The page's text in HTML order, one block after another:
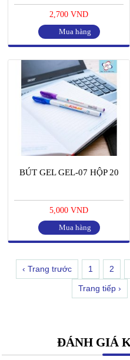
2,700 VND
Mua hàng
BÚT GEL GEL-07 HỘP 20
5,000 VND
Mua hàng
‹ Trang trước 1 2
Trang tiếp ›
ĐÁNH GIÁ